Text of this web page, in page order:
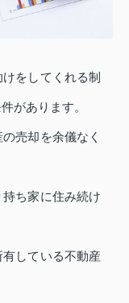
をしてくれる制
があります。
売却を余儀なく
ち家に住み続け
している不動産